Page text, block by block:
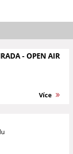
- OPEN AIR
Více